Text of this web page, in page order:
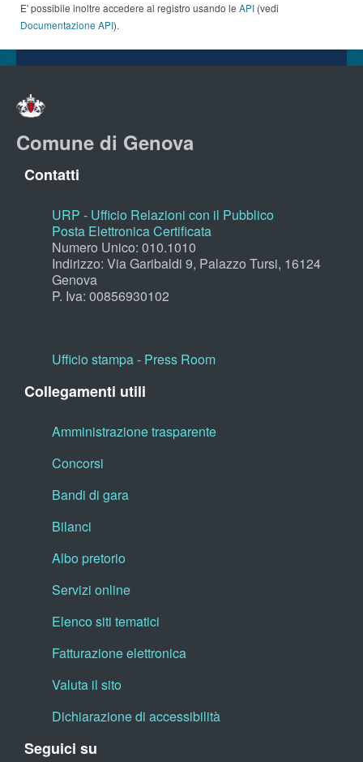
E' possibile inoltre accedere al registro usando le API (vedi
Documentazione API).
Comune di Genova
Contatti
URP - Ufficio Relazioni con il Pubblico
Posta Elettronica Certificata
Numero Unico: 010.1010
Indirizzo: Via Garibaldi 9, Palazzo Tursi, 16124
Genova
P. Iva: 00856930102
Ufficio stampa - Press Room
Collegamenti utili
Amministrazione trasparente
Concorsi
Bandi di gara
Bilanci
Albo pretorio
Servizi online
Elenco siti tematici
Fatturazione elettronica
Valuta il sito
Dichiarazione di accessibilità
Seguici su